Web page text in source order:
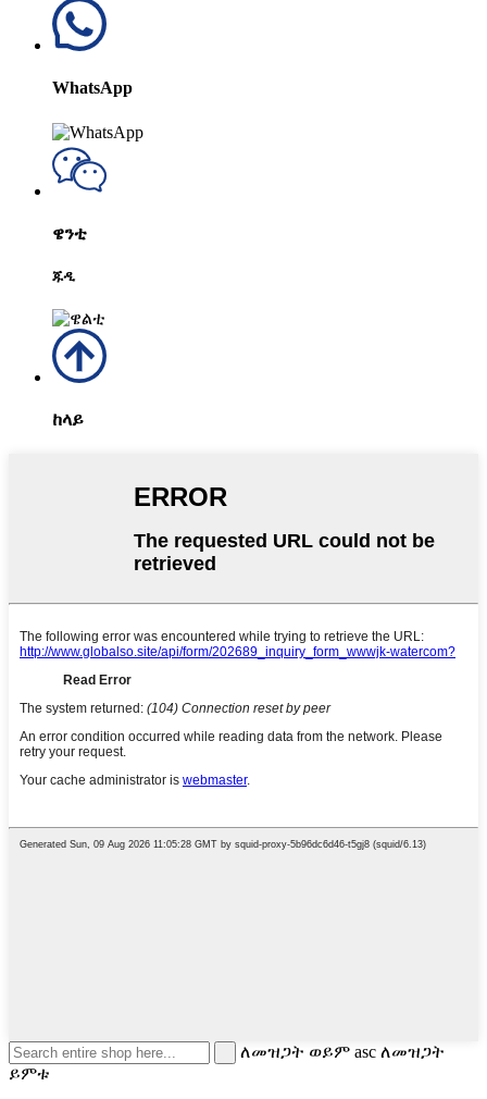
WhatsApp
ዌንቲ
ጁዲ
ከላይ
ለመዝጋት ወይም asc ለመዝጋት
ይምቱ